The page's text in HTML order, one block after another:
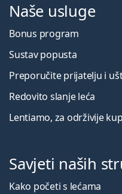
Naše usluge
Bonus program
Sustav popusta
Preporučite prijatelju i
Redovito slanje leća
Lentiamo, za održivije
Savjeti naših
Kako početi s lećama